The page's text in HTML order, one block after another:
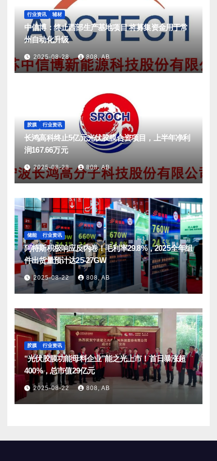
行业资讯 辅材
中信博：终止西部生产基地项目 将募集资金用于常
州自动化升级
2025-08-28 808, AB
胶膜 行业资讯
长鸿高科终止5亿元光伏胶膜合资项目，上半年净利
润167.66万元
2025-08-28 808, AB
储能 行业资讯
阿特斯积极响应反内卷！毛利率29.8%，2025全年组
件出货量预计达25-27GW
2025-08-22 808, AB
胶膜 行业资讯
“光伏胶膜功能母料企业”能之光上市！首日暴涨超
400%，总市值29亿元
2025-08-22 808, AB